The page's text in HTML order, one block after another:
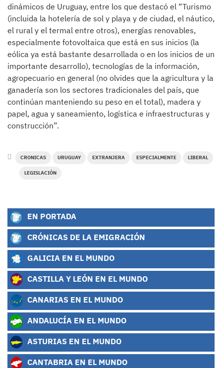
dinámicos de Uruguay, entre los que destacó el “Turismo
(incluida la hotelería de sol y playa y de ciudad, el náutico,
el rural y el termal entre otros), energías renovables,
especialmente fotovoltaica que está en sus inicios (la
eólica ya está bastante desarrollada o en los inicios de un
importante desarrollo), tecnologías de la información,
agropecuario en general (no olvides que la agricultura y la
ganadería son los sectores tradicionales del país, que
continúan manteniendo su peso en el total), madera y
papel, agua y saneamiento, logística e infraestructuras y
construcción”.
CRONICAS URUGUAY EXTRANJERA ESPECIALMENTE LIBERAL
LEGISLACIÓN
EN PORTADA
CRÓNICAS DE LA EMIGRACIÓN
GALICIA EN EL MUNDO
CASTILLA Y LEÓN EN EL MUNDO
CANARIAS EN EL MUNDO
ANDALUCÍA EN EL MUNDO
ASTURIAS EN EL MUNDO
CANTABRIA EN EL MUNDO